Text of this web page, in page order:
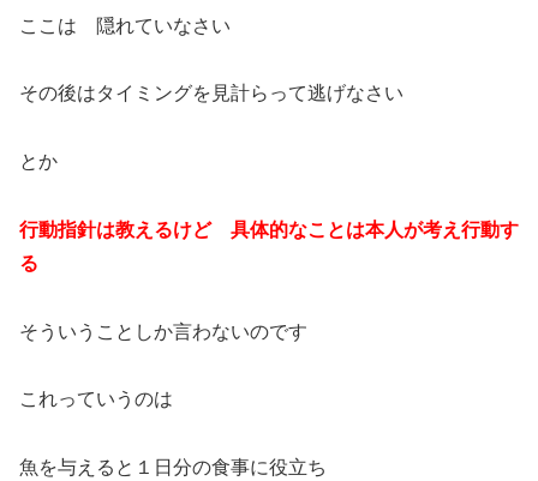
ここは 隠れていなさい
その後はタイミングを見計らって逃げなさい
とか
行動指針は教えるけど 具体的なことは本人が考え行動す
る
そういうことしか言わないのです
これっていうのは
魚を与えると１日分の食事に役立ち